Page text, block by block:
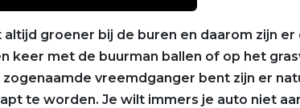
altijd groener bij de buren en daarom zijn
keer met de buurman ballen of op het
zogenaamde vreemdganger bent zijn er
te worden. Je wilt immers je auto niet